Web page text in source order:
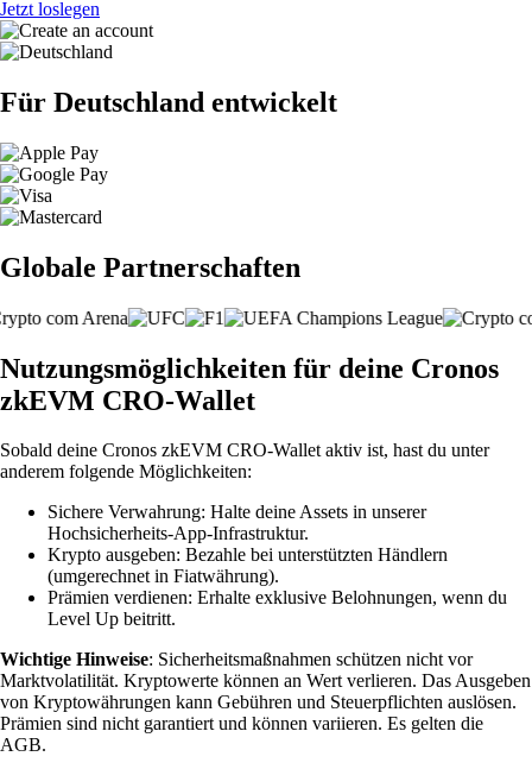
Jetzt loslegen
Für Deutschland entwickelt
Globale Partnerschaften
Nutzungsmöglichkeiten für deine Cronos
zkEVM CRO-Wallet
Sobald deine Cronos zkEVM CRO-Wallet aktiv ist, hast du unter
anderem folgende Möglichkeiten:
Sichere Verwahrung: Halte deine Assets in unserer
Hochsicherheits-App-Infrastruktur.
Krypto ausgeben: Bezahle bei unterstützten Händlern
(umgerechnet in Fiatwährung).
Prämien verdienen: Erhalte exklusive Belohnungen, wenn du
Level Up beitritt.
Wichtige Hinweise: Sicherheitsmaßnahmen schützen nicht vor
Marktvolatilität. Kryptowerte können an Wert verlieren. Das Ausgeben
von Kryptowährungen kann Gebühren und Steuerpflichten auslösen.
Prämien sind nicht garantiert und können variieren. Es gelten die
AGB.